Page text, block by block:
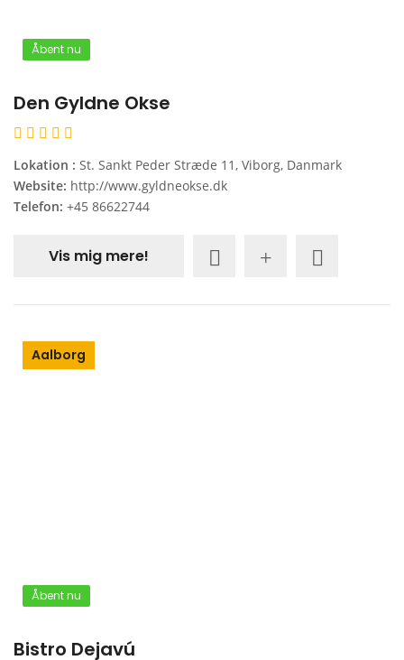
Åbent nu
Den Gyldne Okse
Lokation : St. Sankt Peder Stræde 11, Viborg, Danmark
Website: http://www.gyldneokse.dk
Telefon: +45 86622744
Vis mig mere!
Aalborg
Åbent nu
Bistro Dejavú